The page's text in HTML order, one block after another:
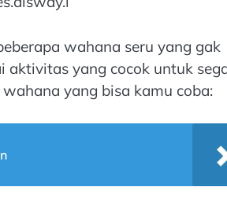
wahana seru yang gak
aktivitas yang cocok untuk
yang bisa kamu coba: